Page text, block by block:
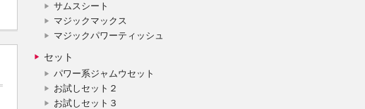
サムスシート
マジックマックス
マジックパワーティッシュ
セット
パワー系ジャムウセット
お試しセット２
お試しセット３